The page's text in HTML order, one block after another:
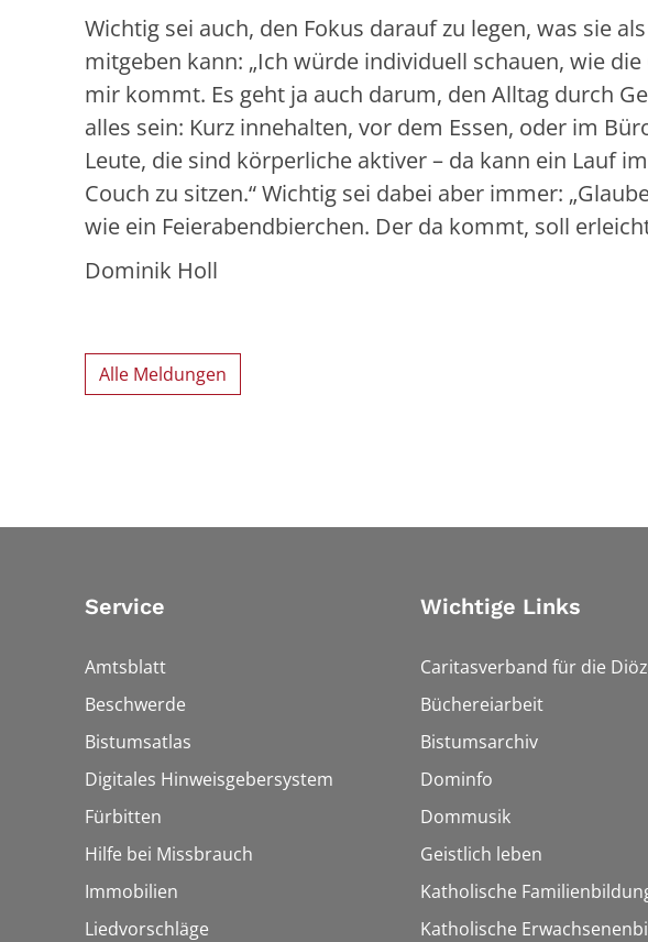
Wichtig sei auch, den Fokus darauf zu legen, was sie
mitgeben kann: „Ich würde individuell schauen, wie
mir kommt. Es geht ja auch darum, den Alltag durch
alles sein: Kurz innehalten, vor dem Essen, oder im
Leute, die sind körperliche aktiver – da kann ein Lauf
Couch zu sitzen.“ Wichtig sei dabei aber immer:
wie ein Feierabendbierchen. Der da kommt, soll
Dominik Holl
Alle Meldungen
Service
Amtsblatt
Beschwerde
Bistumsatlas
Digitales Hinweisgebersystem
Fürbitten
Hilfe bei Missbrauch
Immobilien
Liedvorschläge
Wichtige Links
Caritasverband für die
Büchereiarbeit
Bistumsarchiv
Dominfo
Dommusik
Geistlich leben
Katholische
Katholische